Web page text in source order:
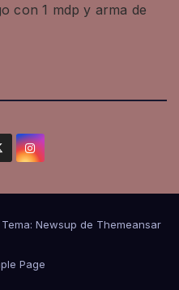
con 1 mdp y arma de
Tema: Newsup de Themeansar
Page